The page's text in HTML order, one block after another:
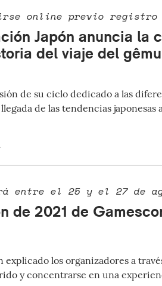
online previo registro
Japón anuncia la
del viaje del
de su ciclo dedicado a las
de las tendencias japonesas
entre el 25 y el 27 de
de 2021 de
explicado los organizadores a
y concentrarse en una